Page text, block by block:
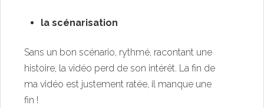
la scénarisation
Sans un bon scénario, rythmé, racontant une
histoire, la vidéo perd de son intérêt. La fin de
ma vidéo est justement ratée, il manque une
fin !